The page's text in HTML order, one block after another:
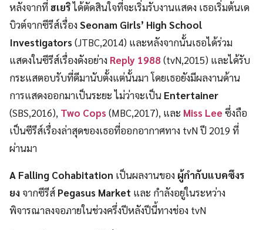
หลังจากที่ฮเยริได้ตัดสินใจที่จะเริ่มรับงานแสดง เธอเริ่มต้นเด
บิวต์จากซีรีส์เรื่องSeonam Girls’ High School
Investigators(JTBC,2014) และหลังจากนั้นเธอได้ร่วม
แสดงในซีรีส์เรื่องดังอย่าง Reply 1988(tvN,2015) และได้รับ
กระแสตอบรับที่ดีมานับตั้งแต่นั้นมา โดยเธอยังมีผลงานด้าน
การแสดงออกมาเป็นระยะ ไม่ว่าจะเป็น Entertainer
(SBS,2016), Two Cops (MBC,2017), และ Miss Leeซึ่งถือ
เป็นซีรีส์เรื่องล่าสุดของเธอที่ออกอากาศทาง tvN ปี 2019 ที่
ผ่านมา
A Falling Cohabitation เป็นผลงานของ ผู้กำกับแบคซึงร
ยง จากซีรีส์ Pegasus Market และ กำลังอยู่ในระหว่าง
พิจารณาลงจอภายในช่วงครึ่งปีหลังปีนี้ทางช่อง tvN